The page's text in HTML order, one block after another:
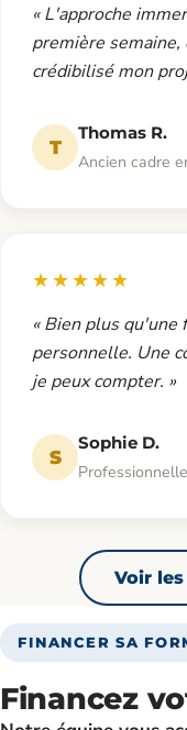
« L'approche
première
crédibilisé mon
T
Thomas R.
Ancien cadre
★★★★★
« Bien plus
personnelle. Une
je peux compter. »
S
Sophie D.
Voir
FINANCER SA
Financez